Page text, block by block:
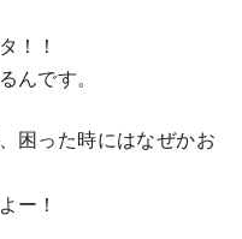
！！
んです。
困った時にはなぜかお
ー！